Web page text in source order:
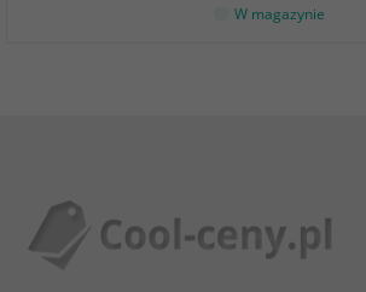
W magazynie